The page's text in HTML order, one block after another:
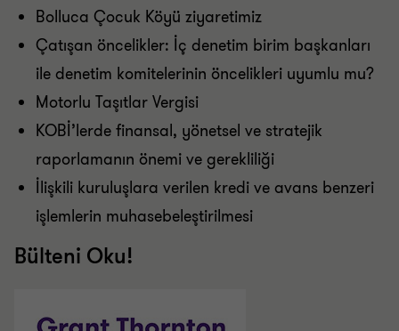
Bolluca Çocuk Köyü ziyaretimiz
Çatışan öncelikler: İç denetim birim başkanları
ile denetim komitelerinin öncelikleri uyumlu mu?
Motorlu Taşıtlar Vergisi
KOBİ’lerde finansal, yönetsel ve stratejik
raporlamanın önemi ve gerekliliği
İlişkili kuruluşlara verilen kredi ve avans benzeri
işlemlerin muhasebeleştirilmesi
Bülteni Oku!